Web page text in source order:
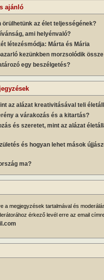
ajánló
örülhetünk az élet teljességének?
ami helyénvaló?
létezésmódja: Márta és Mária
kezünkben morzsolódik össze
egy beszélgetés?
az alázat kreativitásával teli
a várakozás és a kitartás?
és szeretet, mint az alázat
és hogyan lehet mások
ma?
a megjegyzések tartalmával és
érkező levél erre az email